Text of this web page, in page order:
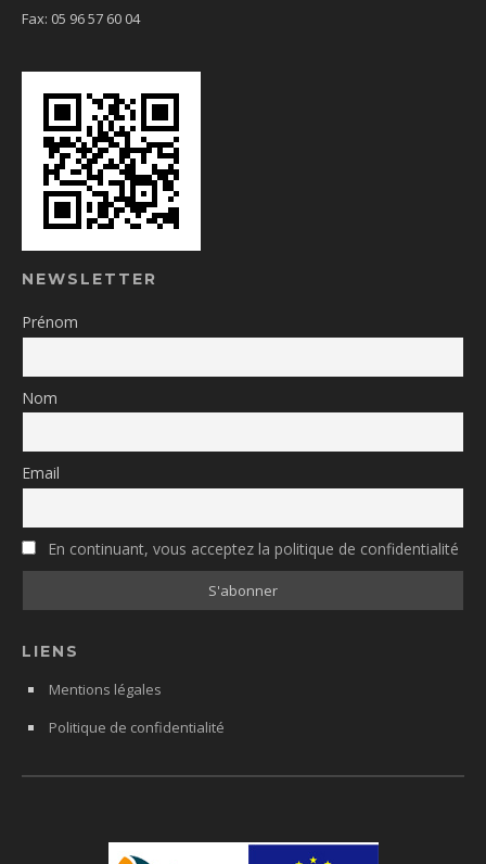
Fax: 05 96 57 60 04
NEWSLETTER
Prénom
Nom
Email
En continuant, vous acceptez la politique de confidentialité
LIENS
Mentions légales
Politique de confidentialité